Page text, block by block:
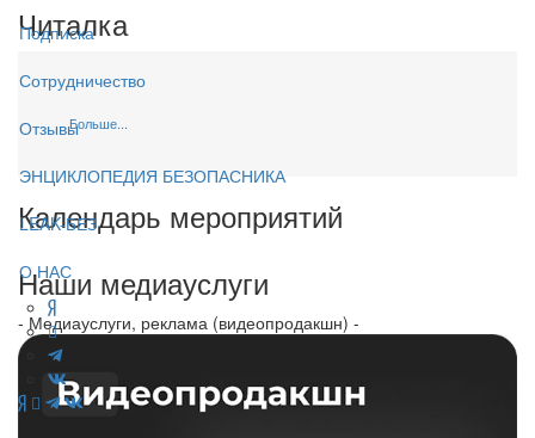
Подписка
Сотрудничество
Отзывы
ЭНЦИКЛОПЕДИЯ БЕЗОПАСНИКА
LEAK-БЕЗ
О НАС
Читалка
Больше...
Календарь мероприятий
Наши медиауслуги
- Медиауслуги, реклама (видеопродакшн) -